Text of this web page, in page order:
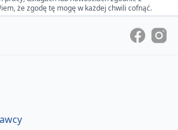
że zgodę tę mogę w każdej chwili cofnąć.